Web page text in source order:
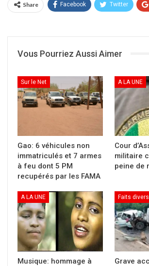
Mossa Ag Attaher, ministre de la
Partager :
imprimer(ouvre
dans
une
nouvelle
fenêtre)
Share Facebook Twitter
Vous Pourriez Aussi Aimer
Sur le Net
Gao: 6 véhicules non
immatriculés et 7 armes
à feu dont 5 PM
recupérés par les FAMA
A LA UNE
Cour
militaire
peine de
A LA UNE
Musique: hommage à
Faits divers
Grave